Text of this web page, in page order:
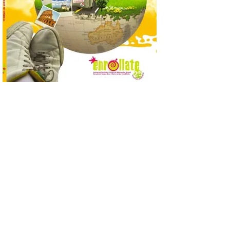
6 Ago 2026
La programación
incorpora un amplio
calendario de actividades
de animación dirigidas a
todos los públicos. La
Bañeza inauguró en la tarde de este
martes 4 de agosto una nueva edición de